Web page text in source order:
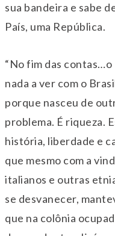
sua bandeira e sabe
País, uma República.
“No fim das contas…o
nada a ver com o
porque nasceu de
problema. É riqueza.
história, liberdade e
que mesmo com a
italianos e outras
se desvanecer,
que na colônia